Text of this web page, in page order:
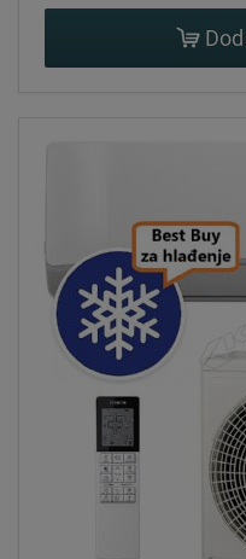
rada, senzore za
mogućnost
Hitachi mono split klima
dizajn koji se lako uklapa
jedinice i elegantne
Prednosti Hitachi
Hitachi mono split klima
učinkovitost, što rezultira
uštedom na
Hitachi mono split
upravljanje
unutarnje
Napredni